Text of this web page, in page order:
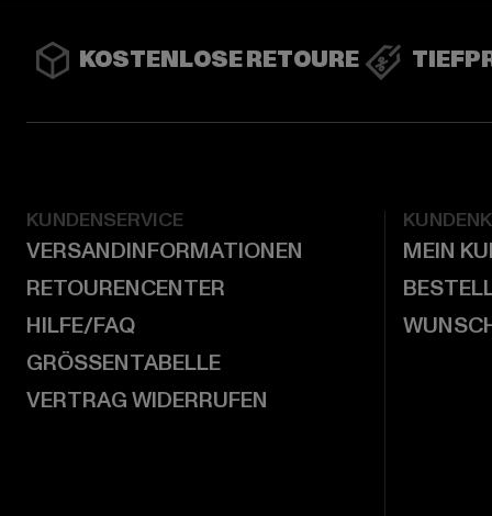
KOSTENLOSE RETOURE
KUNDENSERVICE
VERSANDINFORMATIONEN
RETOURENCENTER
HILFE/FAQ
GRÖSSENTABELLE
VERTRAG WIDERRUFEN
MEIN